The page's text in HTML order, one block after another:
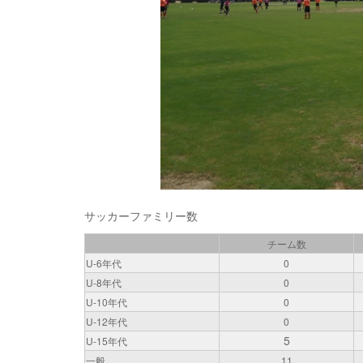
サッカーファミリー数
チーム数
U-6年代
0
U-8年代
0
U-10年代
0
U-12年代
0
U-15年代
5
一般 11